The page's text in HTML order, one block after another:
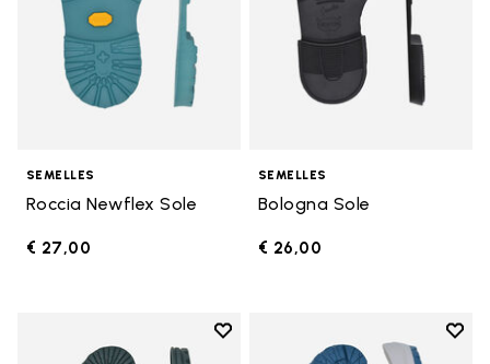
SEMELLES
Roccia Newflex Sole
€ 27,00
SEMELLES
Bologna Sole
€ 26,00
Add to wishlist
Add to wishlist Winter City Sole
Add